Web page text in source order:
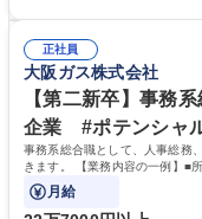
幅広く経験を積みたい意欲がある
務・人事】未経験歓迎/日
指す
のご経験 ■労務管理（給与
■衛生管理者の資格をお持ちの方 学歴・資格 学歴：大学院 大
専修学校 高校 語学力： 資
正社員
大阪ガス株式会社
【第二新卒】事務
企業 #ポテンシャ
事務系総合職として、人事総務
きます。 【業務内容の一例】■
門の企画スタッフ、ルート営業
月給